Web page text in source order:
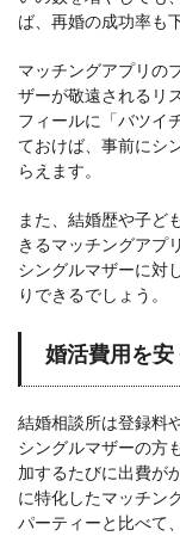
ば、再婚の成功率も
マッチングアプリの
ザーが敬遠されるリ
フィールに「バツイ
ておけば、事前にシ
らえます。
また、結婚歴や子ど
きるマッチングアプ
シングルマザーに対
りできるでしょう。
婚活費用を
結婚相談所は登録料
シングルマザーの方
加するたびに出費が
に特化したマッチン
パーティーと比べて